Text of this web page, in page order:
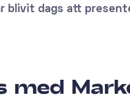
blivit dags att
med